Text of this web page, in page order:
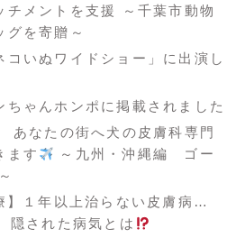
チメントを支援 ～千葉市動物
グを寄贈～
コいぬワイドショー」に出演し
ちゃんホンポに掲載されました
あなたの街へ犬の皮膚科専門
ます
～九州・沖縄編 ゴー
】１年以上治らない皮膚病…
された病気とは